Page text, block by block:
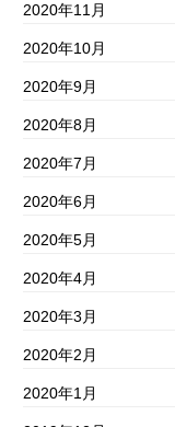
2020年11月
2020年10月
2020年9月
2020年8月
2020年7月
2020年6月
2020年5月
2020年4月
2020年3月
2020年2月
2020年1月